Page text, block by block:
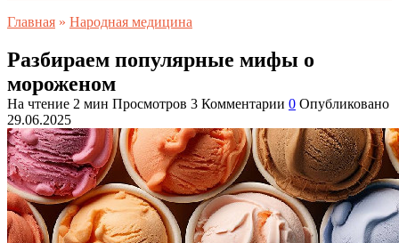
Главная » Народная медицина
Разбираем популярные мифы о
мороженом
На чтение 2 мин Просмотров 3 Комментарии 0 Опубликовано
29.06.2025